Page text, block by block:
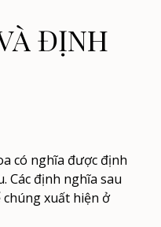
ĐỊNH
có nghĩa được định
Các định nghĩa sau
chúng xuất hiện ở